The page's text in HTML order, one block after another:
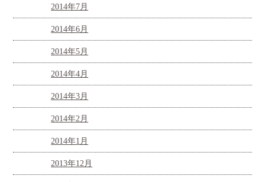
2014年7月
2014年6月
2014年5月
2014年4月
2014年3月
2014年2月
2014年1月
2013年12月